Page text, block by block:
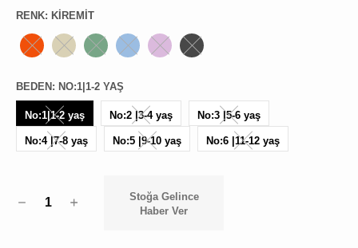
RENK: KIREMIT
BEDEN : NO:1|1-2 YAŞ
No:1|1-2 yaş No:2 |3-4 yaş No:3 |5-6 yaş
No:4 |7-8 yaş No:5 |9-10 yaş No:6 |11-12 yaş
1
Stoğa Gelince
Haber Ver